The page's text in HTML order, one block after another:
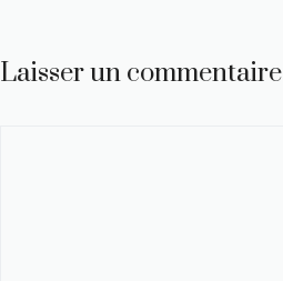
Laisser un commentaire